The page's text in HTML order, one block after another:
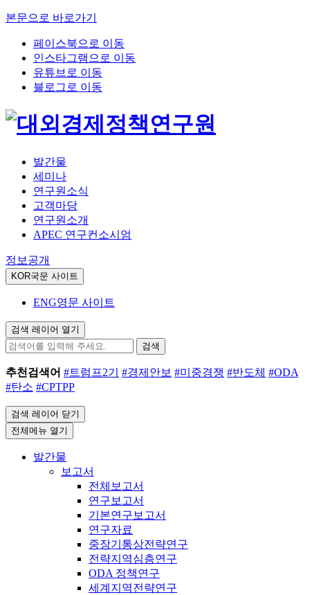
본문으로 바로가기
페이스북으로 이동
인스타그램으로 이동
유튜브로 이동
블로그로 이동
발간물
세미나
연구원소식
고객마당
연구원소개
APEC 연구컨소시엄
정보공개
KOR국문 사이트
ENG영문 사이트
검색 레이어 열기
검색
추천검색어 #트럼프2기 #경제안보 #미중경쟁 #반도체 #ODA
#탄소 #CPTPP
검색 레이어 닫기
전체메뉴 열기
발간물
보고서
전체보고서
연구보고서
기본연구보고서
연구자료
중장기통상전략연구
전략지역심층연구
ODA 정책연구
세계지역전략연구